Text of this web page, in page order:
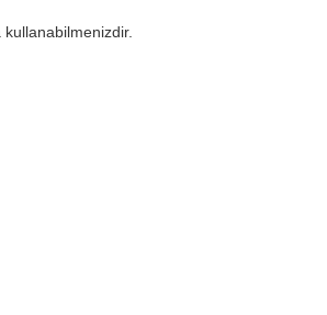
kullanabilmenizdir.